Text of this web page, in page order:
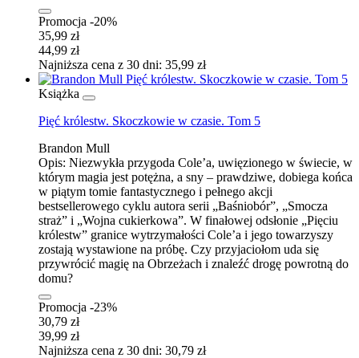
Promocja -20%
35,99 zł
44,99 zł
Najniższa cena z 30 dni: 35,99 zł
Książka
Pięć królestw. Skoczkowie w czasie. Tom 5
Brandon Mull
Opis: Niezwykła przygoda Cole’a, uwięzionego w świecie, w
którym magia jest potężna, a sny – prawdziwe, dobiega końca
w piątym tomie fantastycznego i pełnego akcji
bestsellerowego cyklu autora serii „Baśniobór”, „Smocza
straż” i „Wojna cukierkowa”. W finałowej odsłonie „Pięciu
królestw” granice wytrzymałości Cole’a i jego towarzyszy
zostają wystawione na próbę. Czy przyjaciołom uda się
przywrócić magię na Obrzeżach i znaleźć drogę powrotną do
domu?
Promocja -23%
30,79 zł
39,99 zł
Najniższa cena z 30 dni: 30,79 zł